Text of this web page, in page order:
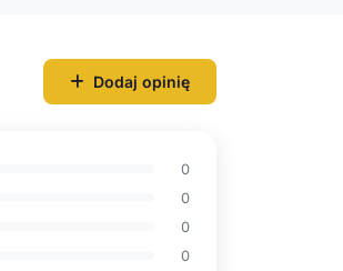
Dodaj opinię
0
0
0
0